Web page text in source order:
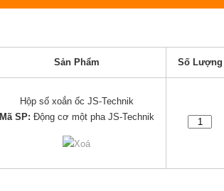
Sản Phẩm Số Lượng
Hộp số xoắn ốc JS-Technik
Mã SP: Động cơ một pha JS-Technik
Xoá